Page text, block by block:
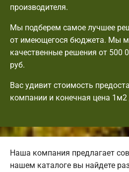
производителя.
Мы подберем самое лучшее
от имеющегося бюджета. Мы
качественные решения от 500
руб.
Вас удивит стоимость
компании и конечная цена
Наша компания предлагает
нашем каталоге вы найдете